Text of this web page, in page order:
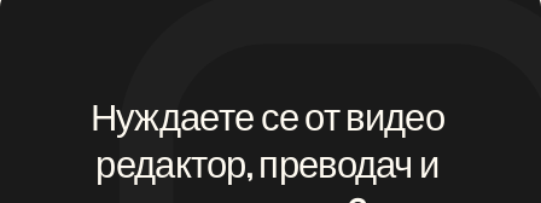
Нуждаете се от видео
редактор, преводач и